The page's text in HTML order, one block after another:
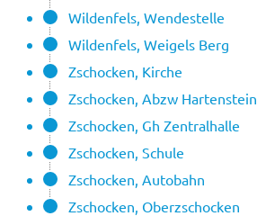
Wildenfels, Wendestelle
Wildenfels, Weigels Berg
Zschocken, Kirche
Zschocken, Abzw Hartenstein
Zschocken, Gh Zentralhalle
Zschocken, Schule
Zschocken, Autobahn
Zschocken, Oberzschocken